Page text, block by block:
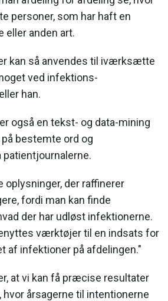
personer, som har haft en
eller anden art.
kan så anvendes til iværksætte
ved infektions-
han.
også en tekst- og data-mining
bestemte ord og
oplysninger, der raffinerer
fordi man kan finde
der har udløst infektionerne.
værktøjer til en indsats for
af infektioner på afdelingen."
at vi kan få præcise resultater
hvor årsagerne til intentionerne